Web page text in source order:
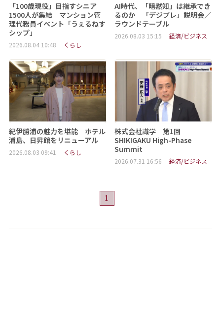
「100歳現役」目指すシニア
1500人が集結 マンション管
理代務員イベント「うぇるねす
シップ」
2026.08.04 10:48 くらし
AI時代、「暗黙知」は継承でき
るのか 「デジブレ」説明会／
ラウンドテーブル
2026.08.03 15:15 経済/ビジネス
紀伊勝浦の魅力を堪能 ホテル
浦島、日昇館をリニューアル
2026.08.03 09:41 くらし
株式会社識学 第1回
SHIKIGAKU High-Phase
Summit
2026.07.31 16:56 経済/ビジネス
1